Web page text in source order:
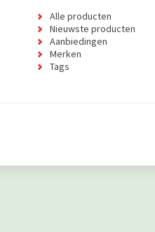
Alle producten
Nieuwste producten
Aanbiedingen
Merken
Tags